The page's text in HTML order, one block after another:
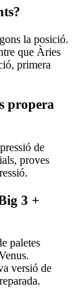
la posició.
que Àries
primera
propera
de
proves
3 +
paletes
versió de